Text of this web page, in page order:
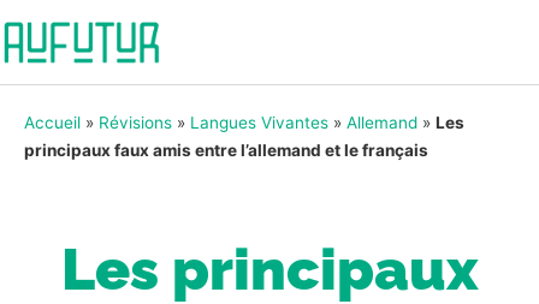
Accueil » Révisions » Langues Vivantes » Allemand » Les
principaux faux amis entre l’allemand et le français
Les principaux